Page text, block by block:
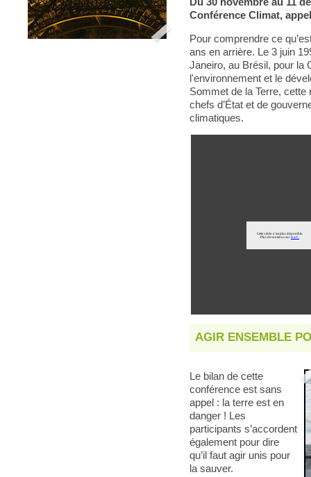
Conférence Climat,
Pour comprendre ce
ans en arrière. Le 3 juin
Janeiro, au Brésil, pour la
l'environnement et le
Sommet de la Terre, cette
chefs d’État et de
climatiques.
AGIR ENSEMBLE
Le bilan de cette
conférence est sans
appel : la terre est en
danger ! Les
participants s’accordent
également pour dire
qu’il faut agir unis pour
la sauver.